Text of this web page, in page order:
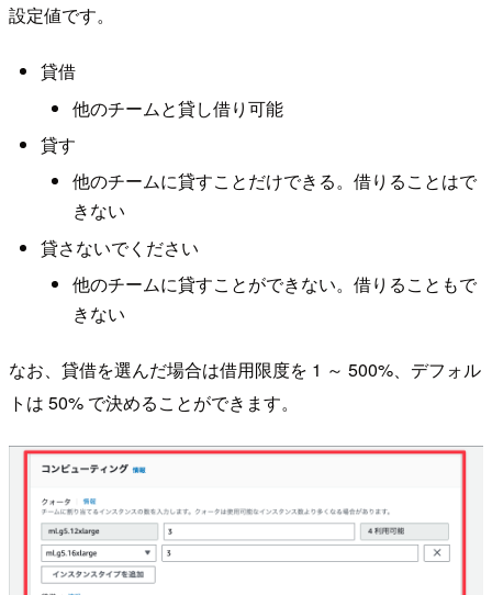
設定値です。
貸借
他のチームと貸し借り可能
貸す
他のチームに貸すことだけできる。借りることはで
きない
貸さないでください
他のチームに貸すことができない。借りることもで
きない
なお、貸借を選んだ場合は借用限度を 1 ～ 500%、デフォル
トは 50% で決めることができます。